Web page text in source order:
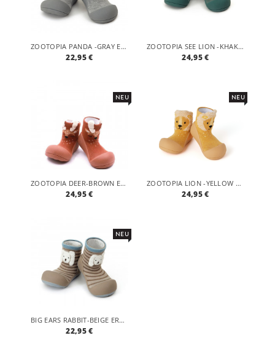
ZOOTOPIA PANDA -GRAY ERGONOMISCHE BABY LAUFLERNSCHUHE, ATMUNGSAKTIVE KINDER HAUSSCHUHE ABS SOCKEN BABYSCHUHE ANTIRUTSCH
22,95 €
ZOOTOPIA SEE LION -KHAKI ERGONOMISCHE BABY LAUFLERNSCHUHE, ATMUNGSAKTIVE KINDER HAUSSCHUHE ABS SOCKEN BABYSCHUHE ANTIRUTSCH
24,95 €
NEU
ZOOTOPIA DEER-BROWN ERGONOMISCHE BABY LAUFLERNSCHUHE, ATMUNGSAKTIVE KINDER HAUSSCHUHE ABS SOCKEN BABYSCHUHE ANTIRUTSCH
24,95 €
NEU
ZOOTOPIA LION -YELLOW ERGONOMISCHE BABY LAUFLERNSCHUHE, ATMUNGSAKTIVE KINDER HAUSSCHUHE ABS SOCKEN BABYSCHUHE ANTIRUTSCH
24,95 €
NEU
BIG EARS RABBIT-BEIGE ERGONOMISCHE BABY LAUFLERNSCHUHE, ATMUNGSAKTIVE KINDER HAUSSCHUHE ABS SOCKEN BABYSCHUHE ANTIRUTSCH
22,95 €